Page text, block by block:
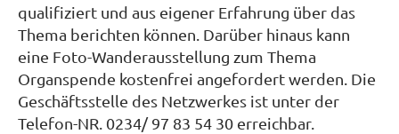
qualifiziert und aus eigener Erfahrung über das
Thema berichten können. Darüber hinaus kann
eine Foto-Wanderausstellung zum Thema
Organspende kostenfrei angefordert werden. Die
Geschäftsstelle des Netzwerkes ist unter der
Telefon-NR. 0234/ 97 83 54 30 erreichbar.